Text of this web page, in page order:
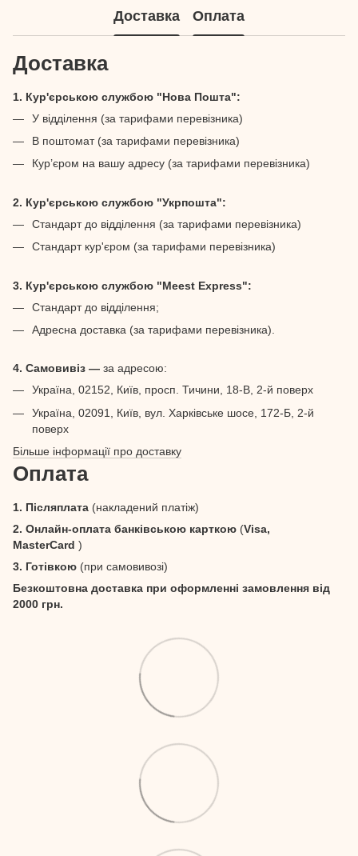
Доставка Оплата
Доставка
1. Кур'єрською службою "Нова Пошта":
У відділення (за тарифами перевізника)
В поштомат (за тарифами перевізника)
Кур’єром на вашу адресу (за тарифами перевізника)
2. Кур'єрською службою "Укрпошта":
Стандарт до відділення (за тарифами перевізника)
Стандарт кур'єром (за тарифами перевізника)
3. Кур'єрською службою "Meest Express":
Стандарт до відділення;
Адресна доставка (за тарифами перевізника).
4. Самовивіз — за адресою:
Україна, 02152, Київ, просп. Тичини, 18-В, 2-й поверх
Україна, 02091, Київ, вул. Харківське шосе, 172-Б, 2-й
поверх
Більше інформації про доставку
Оплата
1. Післяплата (накладений платіж)
2. Онлайн-оплата банківською карткою (Visa,
MasterCard )
3. Готівкою (при самовивозі)
Безкоштовна доставка при оформленні замовлення від
2000 грн.